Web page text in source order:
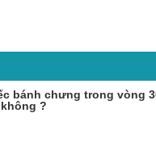
bánh chưng trong vòng
?